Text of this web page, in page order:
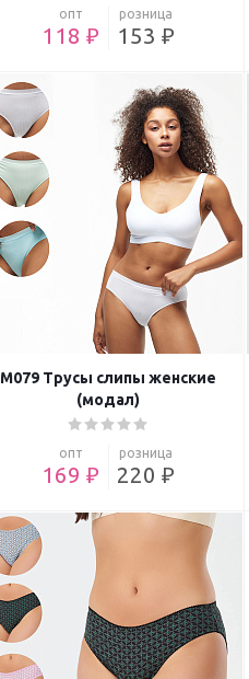
опт
118 ₽
розница
153 ₽
M079 Трусы слипы женские
(модал)
опт
169 ₽
розница
220 ₽